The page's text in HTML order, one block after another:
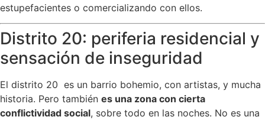
estupefacientes o comercializando con ellos.
Distrito 20: periferia residencial y
sensación de inseguridad
El distrito 20 es un barrio bohemio, con artistas, y mucha
historia. Pero también es una zona con cierta
conflictividad social, sobre todo en las noches. No es una